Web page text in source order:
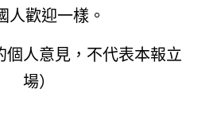
人歡迎一樣。
個人意見，不代表本報立
場）